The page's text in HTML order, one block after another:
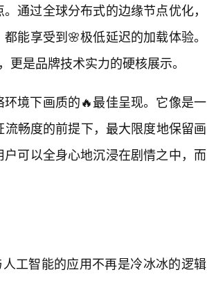
通过全球分布式的边缘节点优化，
能享受到🌸极低延迟的加载体验。
更是品牌技术实力的硬核展示。
境下画质的🔥最佳呈现。它像是一
畅度的前提下，最大限度地保留画
可以全身心地沉浸在剧情之中，而
工智能的应用不再是冷冰冰的逻辑